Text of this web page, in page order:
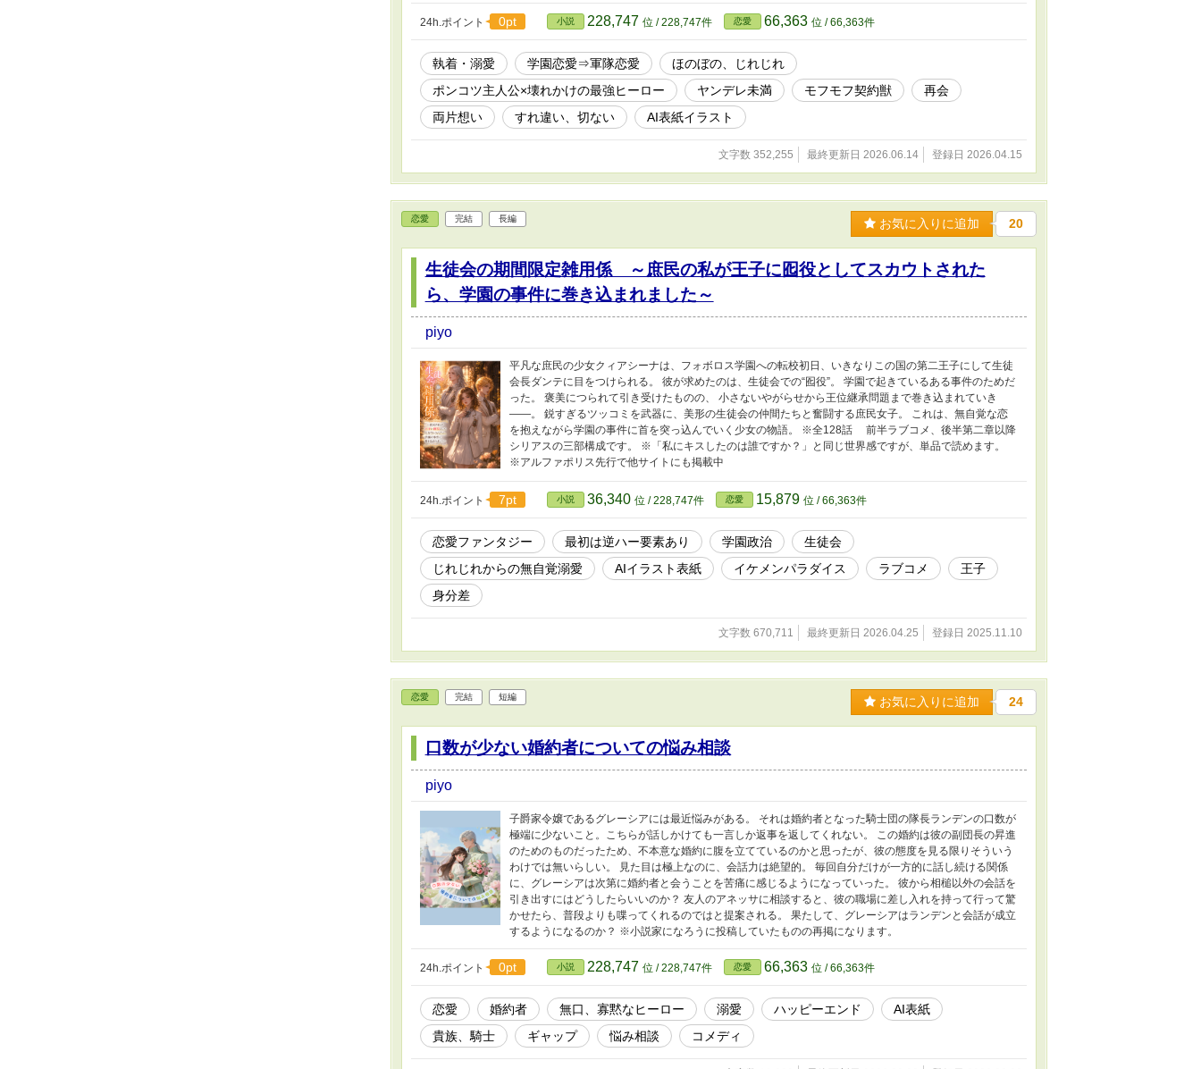
24h.ポイント 0pt 小説 228,747 位 / 228,747件 恋愛 66,363 位 / 66,363件
執着・溺愛 学園恋愛⇒軍隊恋愛
ほのぼの、じれじれ
ポンコツ主人公×壊れかけの最強ヒーロー
ヤンデレ未満 モフモフ契約獣
再会
両片想い
すれ違い、切ない AI表紙イラスト
文字数 352,255 最終更新日 2026.06.14 登録日 2026.04.15
恋愛 完結 長編 お気に入りに追加 20
生徒会の期間限定雑用係 ～庶民の私が王子に囮役としてスカウトされた
ら、学園の事件に巻き込まれました～
piyo
平凡な庶民の少女クィアシーナは、フォボロス学園への転校初日、いきなりこの国の第二王子にして生徒
会長ダンテに目をつけられる。 彼が求めたのは、生徒会での“囮役”。 学園で起きているある事件のためだ
った。 褒美につられて引き受けたものの、 小さないやがらせから王位継承問題まで巻き込まれていき
――。 鋭すぎるツッコミを武器に、美形の生徒会の仲間たちと奮闘する庶民女子。 これは、無自覚な恋
を抱えながら学園の事件に首を突っ込んでいく少女の物語。 ※全128話 前半ラブコメ、後半第二章以降
シリアスの三部構成です。 ※「私にキスしたのは誰ですか？」と同じ世界感ですが、単品で読めます。
※アルファポリス先行で他サイトにも掲載中
24h.ポイント 7pt 小説 36,340 位 / 228,747件 恋愛 15,879 位 / 66,363件
恋愛ファンタジー 最初は逆ハー要素あり 学園政治
生徒会
じれじれからの無自覚溺愛
AIイラスト表紙 イケメンパラダイス ラブコメ
王子
身分差
文字数 670,711 最終更新日 2026.04.25 登録日 2025.11.10
恋愛 完結 短編 お気に入りに追加 24
口数が少ない婚約者についての悩み相談
piyo
子爵家令嬢であるグレーシアには最近悩みがある。 それは婚約者となった騎士団の隊長ランデンの口数が
極端に少ないこと。こちらが話しかけても一言しか返事を返してくれない。 この婚約は彼の副団長の昇進
のためのものだったため、不本意な婚約に腹を立てているのかと思ったが、彼の態度を見る限りそういう
わけでは無いらしい。 見た目は極上なのに、会話力は絶望的。 毎回自分だけが一方的に話し続ける関係
に、グレーシアは次第に婚約者と会うことを苦痛に感じるようになっていった。 彼から相槌以外の会話を
引き出すにはどうしたらいいのか？ 友人のアネッサに相談すると、彼の職場に差し入れを持って行って驚
かせたら、普段よりも喋ってくれるのではと提案される。 果たして、グレーシアはランデンと会話が成立
するようになるのか？ ※小説家になろうに投稿していたものの再掲になります。
24h.ポイント 0pt 小説 228,747 位 / 228,747件 恋愛 66,363 位 / 66,363件
恋愛 婚約者 無口、寡黙なヒーロー 溺愛 ハッピーエンド
AI表紙
貴族、騎士
ギャップ 悩み相談 コメディ